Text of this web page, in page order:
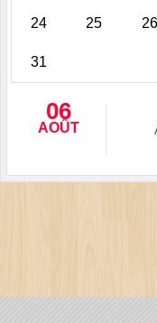
24 25 26
31
06
AOÛT